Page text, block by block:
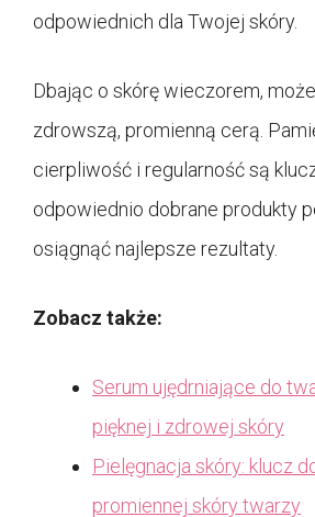
odpowiednich dla Twojej skóry.
Dbając o skórę wieczorem,
zdrowszą, promienną cerą.
cierpliwość i regularność są
odpowiednio dobrane produkty
osiągnąć najlepsze rezultaty.
Zobacz także:
Serum ujędrniające do
pięknej i zdrowej skóry
Pielęgnacja skóry: klucz
promiennej skóry twarzy